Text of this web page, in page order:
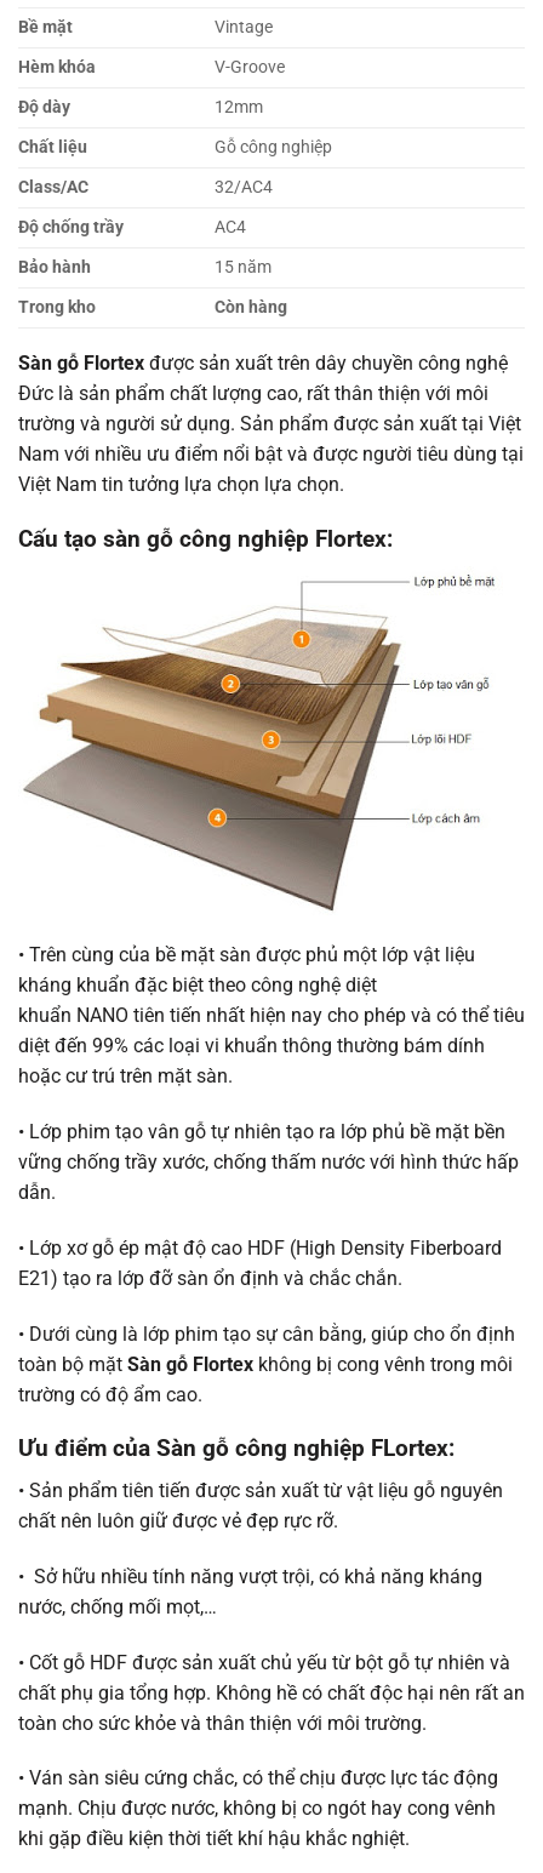
Bề mặt
Vintage
Hèm khóa
V-Groove
Độ dày
12mm
Chất liệu
Gỗ công nghiệp
Class/AC
32/AC4
Độ chống trầy
AC4
Bảo hành
15 năm
Trong kho
Còn hàng
Sàn gỗ Flortex được sản xuất trên dây chuyền công nghệ
Đức là sản phẩm chất lượng cao, rất thân thiện với môi
trường và người sử dụng. Sản phẩm được sản xuất tại Việt
Nam với nhiều ưu điểm nổi bật và được người tiêu dùng tại
Việt Nam tin tưởng lựa chọn lựa chọn.
Cấu tạo sàn gỗ công nghiệp Flortex:
• Trên cùng của bề mặt sàn được phủ một lớp vật liệu
kháng khuẩn đặc biệt theo công nghệ diệt
khuẩn NANO tiên tiến nhất hiện nay cho phép và có thể tiêu
diệt đến 99% các loại vi khuẩn thông thường bám dính
hoặc cư trú trên mặt sàn.
• Lớp phim tạo vân gỗ tự nhiên tạo ra lớp phủ bề mặt bền
vững chống trầy xước, chống thấm nước với hình thức hấp
dẫn.
• Lớp xơ gỗ ép mật độ cao HDF (High Density Fiberboard
E21) tạo ra lớp đỡ sàn ổn định và chắc chắn.
• Dưới cùng là lớp phim tạo sự cân bằng, giúp cho ổn định
toàn bộ mặt Sàn gỗ Flortex không bị cong vênh trong môi
trường có độ ẩm cao.
Ưu điểm của Sàn gỗ công nghiệp FLortex:
• Sản phẩm tiên tiến được sản xuất từ vật liệu gỗ nguyên
chất nên luôn giữ được vẻ đẹp rực rỡ.
• Sở hữu nhiều tính năng vượt trội, có khả năng kháng
nước, chống mối mọt,…
• Cốt gỗ HDF được sản xuất chủ yếu từ bột gỗ tự nhiên và
chất phụ gia tổng hợp. Không hề có chất độc hại nên rất an
toàn cho sức khỏe và thân thiện với môi trường.
• Ván sàn siêu cứng chắc, có thể chịu được lực tác động
mạnh. Chịu được nước, không bị co ngót hay cong vênh
khi gặp điều kiện thời tiết khí hậu khắc nghiệt.